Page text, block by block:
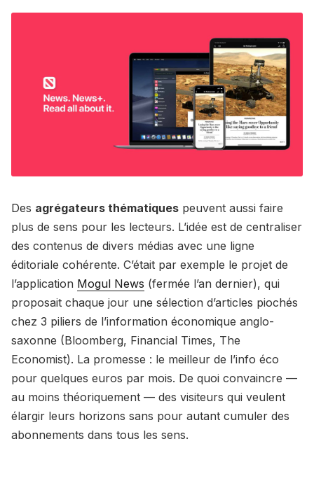
Des agrégateurs thématiques peuvent aussi faire
plus de sens pour les lecteurs. L’idée est de centraliser
des contenus de divers médias avec une ligne
éditoriale cohérente. C’était par exemple le projet de
l’application Mogul News (fermée l’an dernier), qui
proposait chaque jour une sélection d’articles piochés
chez 3 piliers de l’information économique anglo-
saxonne (Bloomberg, Financial Times, The
Economist). La promesse : le meilleur de l’info éco
pour quelques euros par mois. De quoi convaincre —
au moins théoriquement — des visiteurs qui veulent
élargir leurs horizons sans pour autant cumuler des
abonnements dans tous les sens.